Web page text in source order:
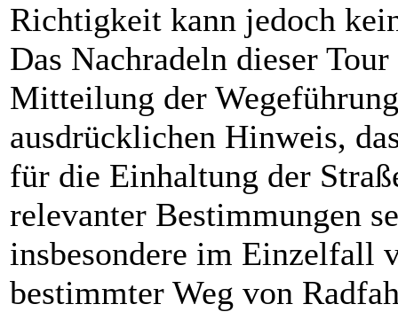
Richtigkeit kann jedoch
Das Nachradeln dieser
Mitteilung der
ausdrücklichen Hinweis,
für die Einhaltung der
relevanter Bestimmungen
insbesondere im Einzelfall
bestimmter Weg von